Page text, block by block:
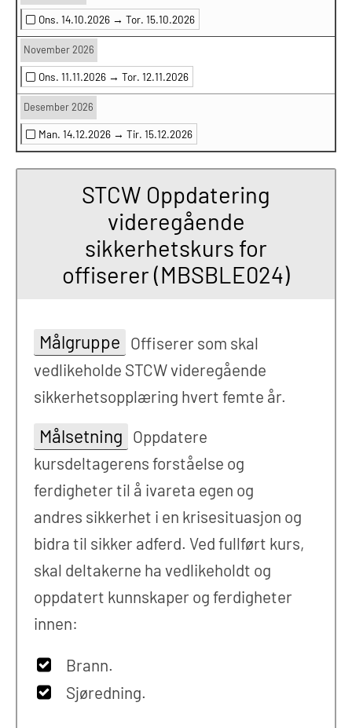
Ons. 14.10.2026 → Tor. 15.10.2026
November 2026
Ons. 11.11.2026 → Tor. 12.11.2026
Desember 2026
Man. 14.12.2026 → Tir. 15.12.2026
STCW Oppdatering
videregående
sikkerhetskurs for
offiserer (MBSBLE024)
Målgruppe Offiserer som skal
vedlikeholde STCW videregående
sikkerhetsopplæring hvert femte år.
Målsetning Oppdatere
kursdeltagerens forståelse og
ferdigheter til å ivareta egen og
andres sikkerhet i en krisesituasjon og
bidra til sikker adferd. Ved fullført kurs,
skal deltakerne ha vedlikeholdt og
oppdatert kunnskaper og ferdigheter
innen:
Brann.
Sjøredning.